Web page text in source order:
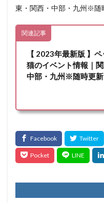
東・関西・中部・九州※随
関連記事
【 2023年最新版 】
猫のイベント情報｜
中部・九州※随時更新